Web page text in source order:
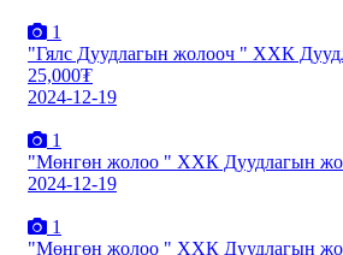
1
"Гялс Дуудлагын жолооч " ХХК
25,000₮
2024-12-19
1
"Мөнгөн жолоо " ХХК Дуудлагын
2024-12-19
1
"Мөнгөн жолоо " ХХК Дуудлагын